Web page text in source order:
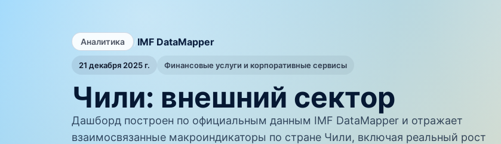
Аналитика /IMF DataMapper
21 декабря 2025 г. Финансовые услуги и корпоративные сервисы
Чили: внешний сектор
Дашборд построен по официальным данным IMF DataMapper и отражает
взаимосвязанные макроиндикаторы по стране Чили, включая реальный рост